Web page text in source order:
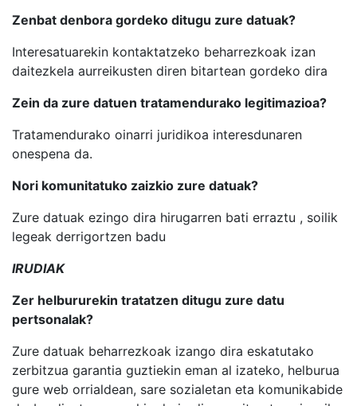
Zenbat denbora gordeko ditugu zure datuak?
Interesatuarekin kontaktatzeko beharrezkoak izan
daitezkela aurreikusten diren bitartean gordeko dira
Zein da zure datuen tratamendurako legitimazioa?
Tratamendurako oinarri juridikoa interesdunaren
onespena da.
Nori komunitatuko zaizkio zure datuak?
Zure datuak ezingo dira hirugarren bati erraztu , soilik
legeak derrigortzen badu
IRUDIAK
Zer helbururekin tratatzen ditugu zure datu
pertsonalak?
Zure datuak beharrezkoak izango dira eskatutako
zerbitzua garantia guztiekin eman al izateko, helburua
gure web orrialdean, sare sozialetan eta komunikabide